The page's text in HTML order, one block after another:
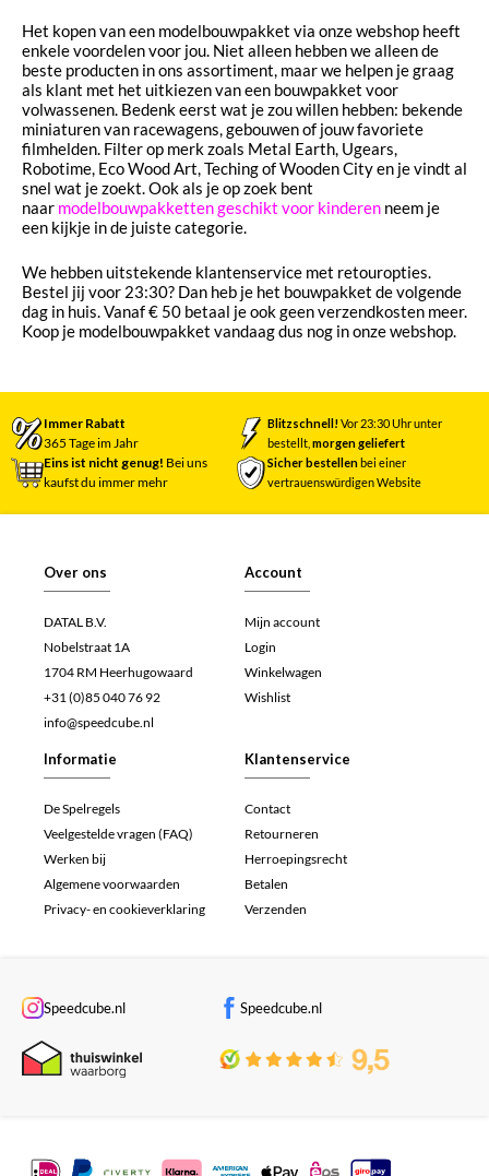
Het kopen van een modelbouwpakket via onze webshop heeft
enkele voordelen voor jou. Niet alleen hebben we alleen de
beste producten in ons assortiment, maar we helpen je graag
als klant met het uitkiezen van een bouwpakket voor
volwassenen. Bedenk eerst wat je zou willen hebben: bekende
miniaturen van racewagens, gebouwen of jouw favoriete
filmhelden. Filter op merk zoals Metal Earth, Ugears,
Robotime, Eco Wood Art, Teching of Wooden City en je vindt al
snel wat je zoekt. Ook als je op zoek bent
naar modelbouwpakketten geschikt voor kinderen neem je
een kijkje in de juiste categorie.
We hebben uitstekende klantenservice met retouropties.
Bestel jij voor 23:30? Dan heb je het bouwpakket de volgende
dag in huis. Vanaf € 50 betaal je ook geen verzendkosten meer.
Koop je modelbouwpakket vandaag dus nog in onze webshop.
Immer Rabatt
365 Tage im Jahr
Blitzschnell!Vor 23:30 Uhr unter
bestellt,morgen geliefert
Eins ist nicht genug! Bei uns
kaufst du immer mehr
Sicher bestellen bei einer
vertrauenswürdigen Website
Over ons
DATAL B.V.
Nobelstraat 1A
1704 RM Heerhugowaard
+31 (0)85 040 76 92
info@speedcube.nl
Account
Mijn account
Login
Winkelwagen
Wishlist
Informatie
De Spelregels
Veelgestelde vragen (FAQ)
Werken bij
Algemene voorwaarden
Privacy- en cookieverklaring
Klantenservice
Contact
Retourneren
Herroepingsrecht
Betalen
Verzenden
Speedcube.nl Speedcube.nl